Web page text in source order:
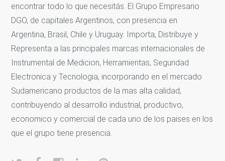
encontrar todo lo que necesitás. El Grupo Empresario
DGO, de capitales Argentinos, con presencia en
Argentina, Brasil, Chile y Uruguay. Importa, Distribuye y
Representa a las principales marcas internacionales de
Instrumental de Medicion, Herramientas, Seguridad
Electronica y Tecnologia, incorporando en el mercado
Sudamericano productos de la mas alta calidad,
contribuyendo al desarrollo industrial, productivo,
economico y comercial de cada uno de los paises en los
que el grupo tiene presencia.